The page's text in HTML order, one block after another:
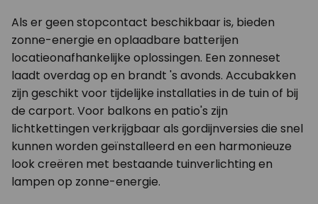
Als er geen stopcontact beschikbaar is, bieden
zonne-energie en oplaadbare batterijen
locatieonafhankelijke oplossingen. Een zonneset
laadt overdag op en brandt 's avonds. Accubakken
zijn geschikt voor tijdelijke installaties in de tuin of bij
de carport. Voor balkons en patio's zijn
lichtkettingen verkrijgbaar als gordijnversies die snel
kunnen worden geïnstalleerd en een harmonieuze
look creëren met bestaande tuinverlichting en
lampen op zonne-energie.